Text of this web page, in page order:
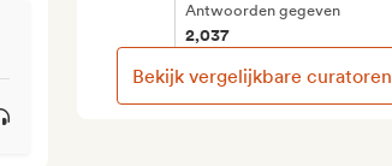
Antwoorden gegeven
2,037
Bekijk vergelijkbare curatoren